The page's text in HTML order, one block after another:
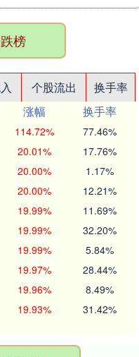
榜
个股流出
换手率
涨幅
换手率
114.72% 77.46%
20.01% 17.76%
20.00% 1.17%
20.00% 12.21%
19.99% 11.69%
19.99% 32.20%
19.99% 5.84%
19.97% 28.44%
19.96% 8.49%
19.93% 31.42%